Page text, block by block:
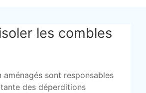
les combles
aménagés sont responsables
des déperditions